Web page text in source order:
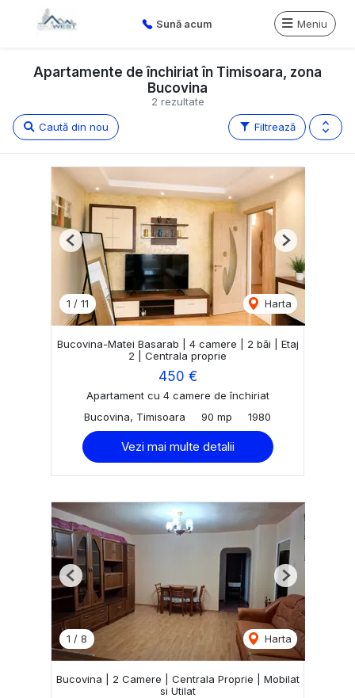
Sună acum Meniu
2 rezultate
Apartamente de închiriat în Timisoara, zona
Bucovina
Filtrează
Caută din nou
1 / 11 Harta
Previous Next
Bucovina-Matei Basarab | 4 camere | 2 băi | Etaj
2 | Centrala proprie
450 €
Apartament cu 4 camere de închiriat
Bucovina, Timisoara
90 mp 1980
Vezi mai multe detalii
1 / 8 Harta
Previous Next
Bucovina | 2 Camere | Centrala Proprie | Mobilat
si Utilat